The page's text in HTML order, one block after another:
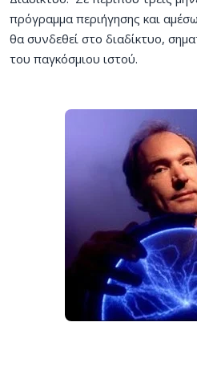
πρόγραμμα περιήγησης και
θα συνδεθεί στο διαδίκτυο,
του παγκόσμιου ιστού.